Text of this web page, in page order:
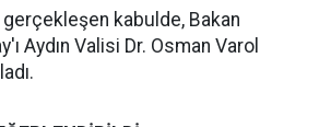
gerçekleşen kabulde, Bakan
Aydın Valisi Dr. Osman Varol